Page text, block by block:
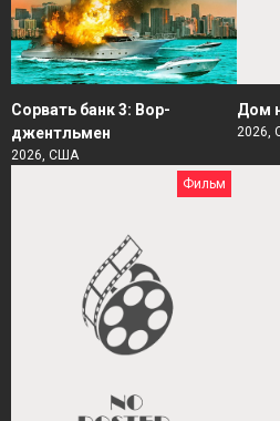
Сорвать банк 3: Вор-
джентльмен
2026, США
Дом
2026,
Фильм